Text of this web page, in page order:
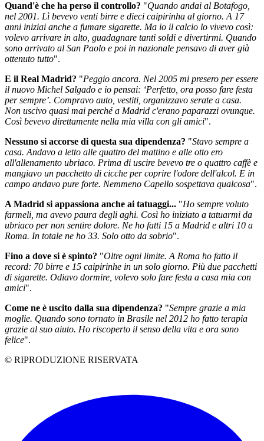
Quand'è che ha perso il controllo? "Quando andai al Botafogo,
nel 2001. Lì bevevo venti birre e dieci caipirinha al giorno. A 17
anni iniziai anche a fumare sigarette. Ma io il calcio lo vivevo così:
volevo arrivare in alto, guadagnare tanti soldi e divertirmi. Quando
sono arrivato al San Paolo e poi in nazionale pensavo di aver già
ottenuto tutto".
E il Real Madrid? "Peggio ancora. Nel 2005 mi presero per essere
il nuovo Michel Salgado e io pensai: ‘Perfetto, ora posso fare festa
per sempre’. Compravo auto, vestiti, organizzavo serate a casa.
Non uscivo quasi mai perché a Madrid c'erano paparazzi ovunque.
Così bevevo direttamente nella mia villa con gli amici".
Nessuno si accorse di questa sua dipendenza? "Stavo sempre a
casa. Andavo a letto alle quattro del mattino e alle otto ero
all'allenamento ubriaco. Prima di uscire bevevo tre o quattro caffè e
mangiavo un pacchetto di cicche per coprire l'odore dell'alcol. E in
campo andavo pure forte. Nemmeno Capello sospettava qualcosa".
A Madrid si appassiona anche ai tatuaggi... "Ho sempre voluto
farmeli, ma avevo paura degli aghi. Così ho iniziato a tatuarmi da
ubriaco per non sentire dolore. Ne ho fatti 15 a Madrid e altri 10 a
Roma. In totale ne ho 33. Solo otto da sobrio".
Fino a dove si è spinto? "Oltre ogni limite. A Roma ho fatto il
record: 70 birre e 15 caipirinhe in un solo giorno. Più due pacchetti
di sigarette. Odiavo dormire, volevo solo fare festa a casa mia con
amici".
Come ne è uscito dalla sua dipendenza? "Sempre grazie a mia
moglie. Quando sono tornato in Brasile nel 2012 ho fatto terapia
grazie al suo aiuto. Ho riscoperto il senso della vita e ora sono
felice".
© RIPRODUZIONE RISERVATA